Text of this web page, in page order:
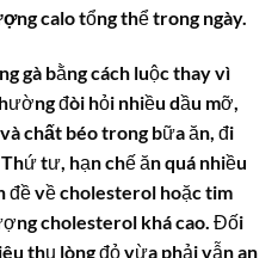
calotổng thể trong ngày.
gà bằng cách luộc thay vì
đòi hỏi nhiều dầu mỡ,
vàchất béotrong bữa ăn, đi
tư, hạn chế ăn quá nhiều
đề vềcholesterol hoặc tim
cholesterol khá cao. Đối
thụ lòng đỏ vừa phải vẫn an